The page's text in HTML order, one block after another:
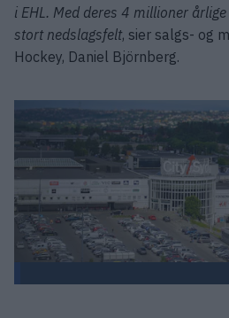
i EHL. Med deres 4 millioner
stort nedslagsfelt, sier salgs- og
Hockey, Daniel Björnberg.